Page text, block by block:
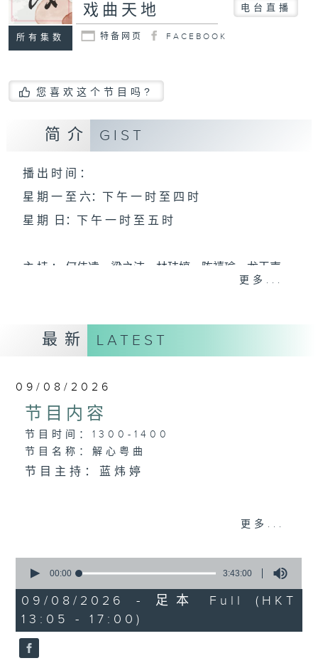
所有集数
戏曲天地 电台直播
特备网页 FACEBOOK
您喜欢这个节目吗?
简介 GIST
播 出 时 间 ：
星 期 一 至 六：下 午 一 时 至 四 时
星 期 日：下 午 一 时 至 五 时
主 持 ： 何伟凌、梁之洁、林玮婷、陈禧瑜、龙玉声、
《戏曲天地》以播放粤曲、粤剧为主，逢星期一、
星期二及星期六的「金装粤剧」则播放长篇粤剧，精
挑细选各种版本播出，如红伶的演出版、港台的珍藏
及原装正版等；同时亦制作多元化特辑，访问梨园、
曲艺及音乐界专业人士，邀请他们参与制作特备节目
及报导本港、国内及海外戏曲界的活动等等，式式俱
触及学习的机会，使各戏迷能亲自体会红伶做功的难
更多...
最新 LATEST
09/08/2026
节目内容
节目时间：1300-1400
节目名称：解心粤曲
节目主持：蓝炜婷
2. 「唔嫁」
由 黄千岁、芳艳芬 主唱
3. 「 卖油郎」
更多...
seconds
3
hours,
43
minutes,
0
seconds
00:00 3:43:00
09/08/2026 - 足本 Full (HKT
13:05 - 17:00)